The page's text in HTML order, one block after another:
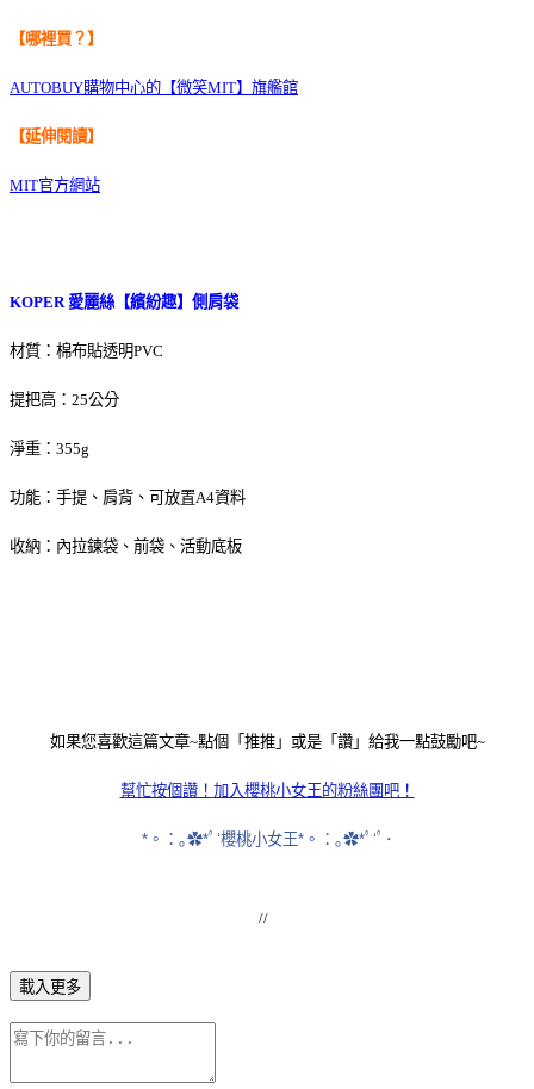
【哪裡買？】
AUTOBUY購物中心的【微笑MIT】旗艦館
【延伸閱讀】
MIT官方網站
KOPER 愛麗絲【繽紛趣】側肩袋
材質：棉布貼透明PVC
提把高：25公分
淨重：355g
功能：手提、肩背、可放置A4資料
收納：內拉鍊袋、前袋、活動底板
如果您喜歡這篇文章~點個「推推」或是「讚」給我一點鼓勵吧~
幫忙按個讚！ 加入櫻桃小女王的粉絲團吧！
*。：｡✿*ﾟ‘櫻桃小女王*。：｡✿*ﾟ‘ﾟ･
//
載入更多